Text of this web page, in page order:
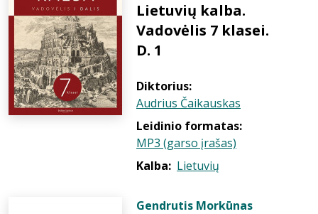
Lietuvių kalba.
Vadovėlis 7 klasei.
D. 1
Diktorius:
Audrius Čaikauskas
Leidinio formatas:
MP3 (garso įrašas)
Kalba: Lietuvių
Gendrutis Morkūnas